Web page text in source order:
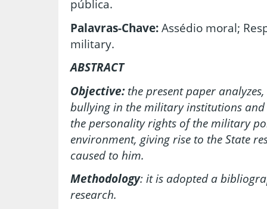
pública.
Palavras-Chave:Assédio moral;
military.
ABSTRACT
Objective:the present paper
bullying in the military institutions
the personality rights of the military
environment, giving rise to the State
caused to him.
Methodology: it is adopted a
research.